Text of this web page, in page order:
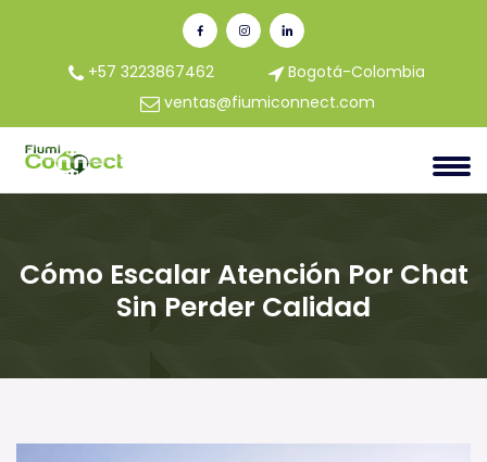
+57 3223867462
Bogotá-Colombia
ventas@fiumiconnect.com
Cómo Escalar Atención Por Chat
Sin Perder Calidad